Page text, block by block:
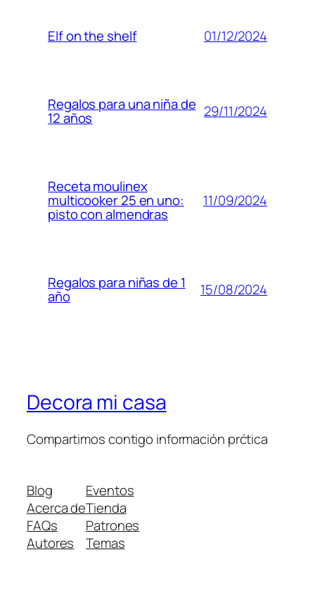
Elf on the shelf 01/12/2024
Regalos para una niña de
12 años 29/11/2024
Receta moulinex
multicooker 25 en uno:
pisto con almendras
11/09/2024
Regalos para niñas de 1
año 15/08/2024
Decora mi casa
Compartimos contigo información prćtica
Blog
Acerca de
FAQs
Autores
Eventos
Tienda
Patrones
Temas